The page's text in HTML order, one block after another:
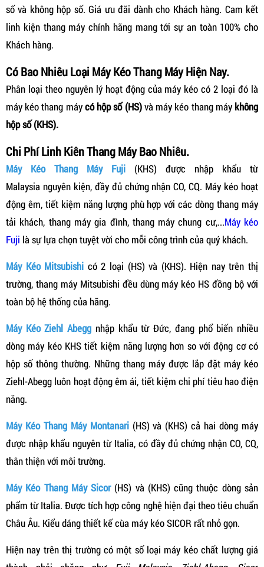
số và không hộp số. Giá ưu đãi dành cho Khách hàng. Cam kết
linh kiện thang máy chính hãng mang tới sự an toàn 100% cho
Khách hàng.
Có Bao Nhiêu Loại Máy Kéo Thang Máy Hiện Nay.
Phân loại theo nguyên lý hoạt động của máy kéo có 2 loại đó là
máy kéo thang máycó hộp số (HS)và máy kéo thang máy không
hộp số (KHS).
Chi Phí Linh Kiên Thang Máy Bao Nhiêu.
Máy Kéo Thang Máy Fuji (KHS) được nhập khẩu từ
Malaysia nguyên kiện, đầy đủ chứng nhận CO, CQ. Máy kéo hoạt
động êm, tiết kiệm năng lượng phù hợp với các dòng thang máy
tải khách, thang máy gia đình, thang máy chung cư,...Máy kéo
Fuji là sự lựa chọn tuyệt vời cho mỗi công trình của quý khách.
Máy Kéo Mitsubishi có 2 loại (HS) và (KHS). Hiện nay trên thị
trường, thang máy Mitsubishi đều dùng máy kéo HS đồng bộ với
toàn bộ hệ thống của hãng.
Máy Kéo Ziehl Abegg nhập khẩu từ Đức, đang phổ biến nhiều
dòng máy kéo KHS tiết kiệm năng lượng hơn so với động cơ có
hộp số thông thường. Những thang máy được lắp đặt máy kéo
Ziehl-Abegg luôn hoạt động êm ái, tiết kiệm chi phí tiêu hao điện
năng.
Máy Kéo Thang Máy Montanari(HS) và (KHS) cả hai dòng máy
được nhập khẩu nguyên từ Italia, có đầy đủ chứng nhận CO, CQ,
thân thiện với môi trường.
Máy Kéo Thang Máy Sicor(HS) và (KHS) cũng thuộc dòng sản
phẩm từ Italia. Được tích hợp công nghệ hiện đại theo tiêu chuẩn
Châu Âu. Kiểu dáng thiết kế cùa máy kéo SICOR rất nhỏ gọn.
Hiện nay trên thị trường có một số loại máy kéo chất lượng giá